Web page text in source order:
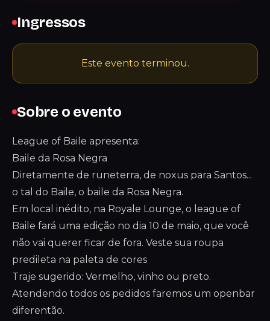
Sobre o evento
League of Baile apresenta:
Baile da Rosa Negra
Diretamente de runeterra, de noxus para Santos...
o tal do Baile, o baile da Rosa Negra.
Em local inédito, na Royale Lounge, o league of
Baile fará uma edição no dia 10 de maio, que você
não vai querer ficar de fora. Veste sua roupa
predileta na paleta de cores
Traje sugerido: Vermelho, vinho ou preto.
Atendendo todos os pedidos faremos um openbar
diferentão.
Ingressos
Este evento terminou.